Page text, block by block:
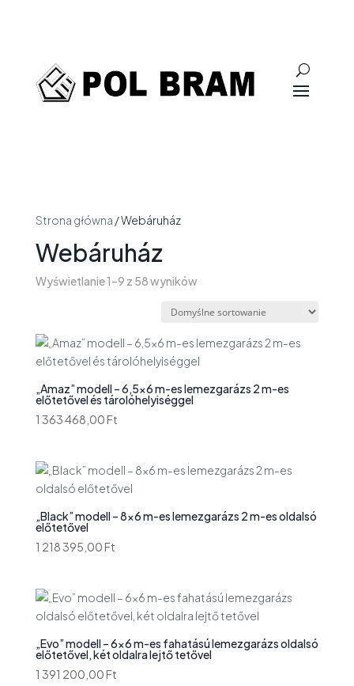
Strona główna / Webáruház
Webáruház
Wyświetlanie 1–9 z 58 wyników
„Amaz” modell – 6,5×6 m-es lemezgarázs 2 m-es
előtetővel és tárolóhelyiséggel
1 363 468,00Ft
„Black” modell – 8×6 m-es lemezgarázs 2 m-es oldalsó
előtetővel
1 218 395,00Ft
„Evo” modell – 6×6 m-es fahatású lemezgarázs oldalsó
előtetővel, két oldalra lejtő tetővel
1 391 200,00Ft